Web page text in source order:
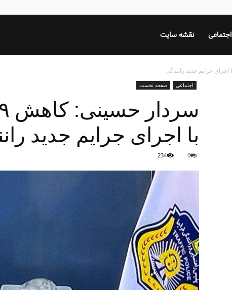
نقشه سایت اجتماعی
اجتماعی صفحه نخست
با اجرای جرایم جدید
0
234